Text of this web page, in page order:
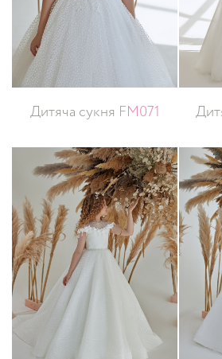
Дитяча сукня FM071